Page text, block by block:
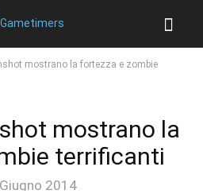
mostrano la fortezza e zombie
mostrano la
terrificanti
2014